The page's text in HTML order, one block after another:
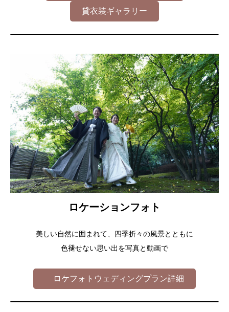
貸衣装ギャラリー
ロケーションフォト
美しい自然に囲まれて、四季折々の風景とともに
色褪せない思い出を写真と動画で
ロケフォトウェディングプラン詳細